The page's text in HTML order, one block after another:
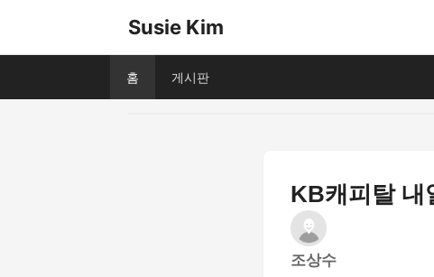
Susie Kim
홈 게시판
KB캐피탈 내
조상수